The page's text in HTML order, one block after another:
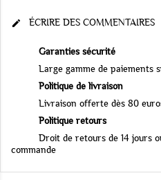
 ÉCRIRE DES COMMENTAIRES
Garanties sécurité
Large gamme de paiements
Politique de livraison
Livraison offerte dès 80
Politique retours
Droit de retours de 14 jours
commande